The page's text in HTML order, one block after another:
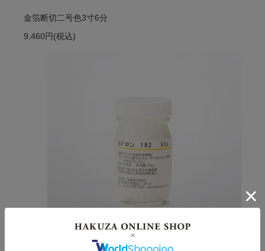
金箔断切二号色3寸6分
9,460円 (税込)